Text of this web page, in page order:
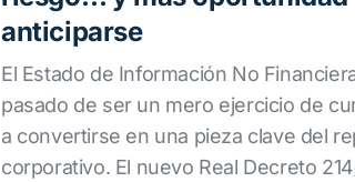
anticiparse
El Estado de Información No
pasado de ser un mero ejercicio de
a convertirse en una pieza clave del
corporativo. El nuevo Real Decreto